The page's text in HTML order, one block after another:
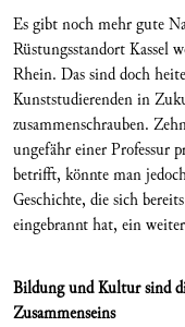
Es gibt noch mehr gute
Rüstungsstandort Kassel
Rhein. Das sind doch
Kunststudierenden in
zusammenschrauben.
ungefähr einer Professur
betrifft, könnte man
Geschichte, die sich
eingebrannt hat, ein
Bildung und Kultur sind
Zusammenseins